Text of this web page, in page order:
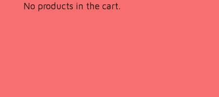
No products in the cart.